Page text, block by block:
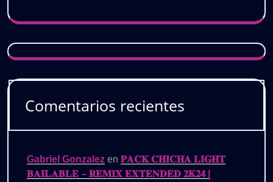
Comentarios recientes
Gabriel Gonzalez en 𝐏𝐀𝐂𝐊 𝐂𝐇𝐈𝐂𝐇𝐀 𝐋𝐈𝐆𝐇𝐓
𝐁𝐀𝐈𝐋𝐀𝐁𝐋𝐄 – 𝐑𝐄𝐌𝐈𝐗 𝐄𝐗𝐓𝐄𝐍𝐃𝐄𝐃 𝟐𝐊𝟐𝟒 |